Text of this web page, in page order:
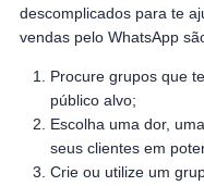
descomplicados para te
vendas pelo WhatsApp
Procure grupos que
público alvo;
Escolha uma dor,
seus clientes em
Crie ou utilize um